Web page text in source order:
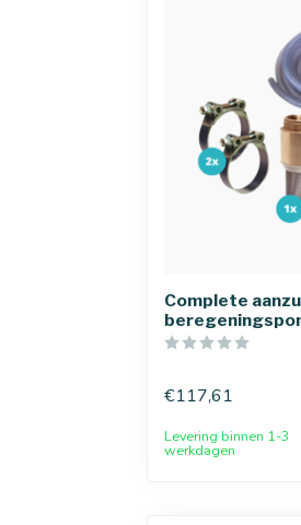
Complete
€117,61
Levering binnen 1-3
werkdagen